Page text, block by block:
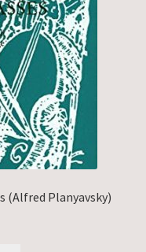
(Alfred Planyavsky)